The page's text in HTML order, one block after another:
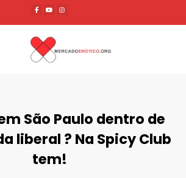
São Paulo dentro de
liberal ? Na Spicy Club
tem!